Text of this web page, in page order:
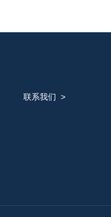
联系我们 >